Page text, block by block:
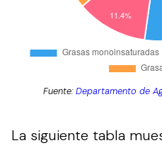
Fuente:Departamento de
La siguiente tabla